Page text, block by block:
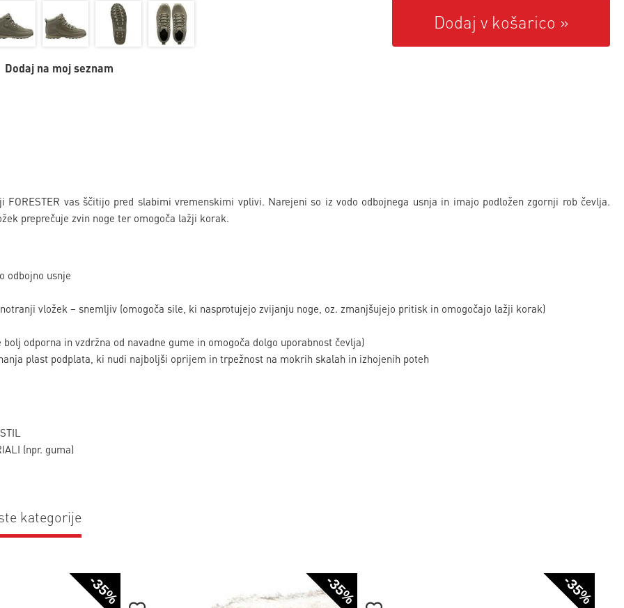
Dodaj na moj seznam
Dodaj v košarico
FORESTER vas ščitijo pred slabimi vremenskimi vplivi. Narejeni so iz vodo odbojnega usnja in imajo podložen zgornji rob čevlja.
preprečuje zvin noge ter omogoča lažji korak.
odbojno usnje
vložek – snemljiv (omogoča sile, ki nasprotujejo zvijanju noge, oz. zmanjšujejo pritisk in omogočajo lažji korak)
odporna in vzdržna od navadne gume in omogoča dolgo uporabnost čevlja)
plast podplata, ki nudi najboljši oprijem in trpežnost na mokrih skalah in izhojenih poteh
(npr. guma)
kategorije
-35% -35% -35%